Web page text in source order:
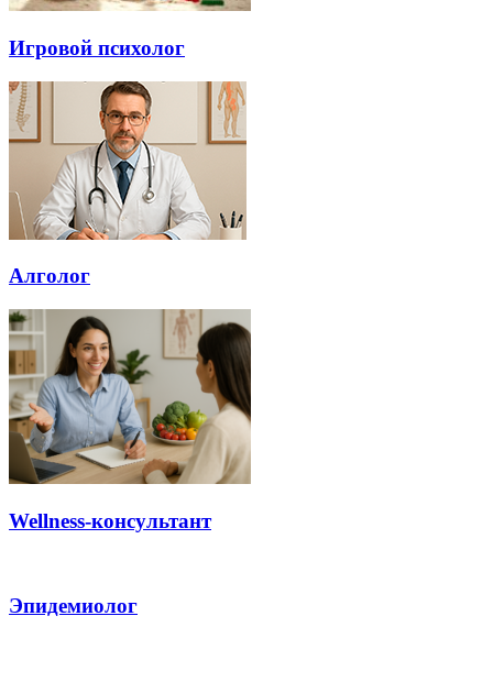
Игровой психолог
Алголог
Wellness-консультант
Эпидемиолог